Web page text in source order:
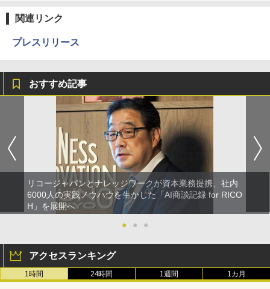
関連リンク
プレスリリース
おすすめ記事
リコージャパンとナレッジワークが資本業務提携、社内
6000人の実践ノウハウを生かした「AI商談記録 for RICO
H」を展開へ
●
● ●
アクセスランキング
1時間 24時間 1週間 1カ月